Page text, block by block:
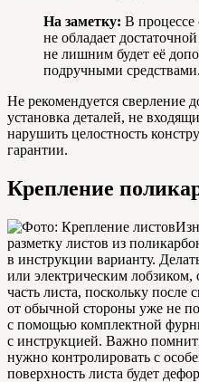
На заметку: В процессе
не обладает
не лишним будет её
подручными средствами.
Не рекомендуется сверление
установка деталей, не
нарушить целостность
гарантии.
Крепление
разметку листов из
в инструкции варианту.
или электрическим
часть листа, поскольку после
от обычной стороны уже не
с помощью комплектной
с инструкцией. Важно
нужно контролировать с
поверхность листа будет